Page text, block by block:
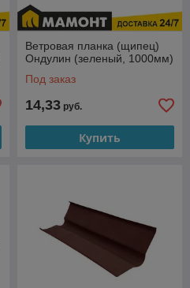
Ветровая планка (щипец)
Ондулин (зеленый, 1000мм)
Под заказ
14,33 руб.
Купить